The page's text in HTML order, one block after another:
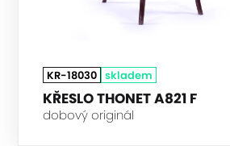
KR-18030 skladem
KŘESLO THONET A821 F
dobový originál